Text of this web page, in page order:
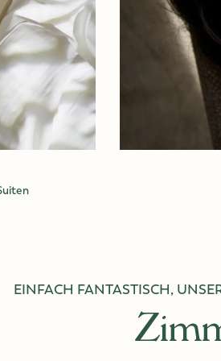
EINFACH FANTASTISCH,